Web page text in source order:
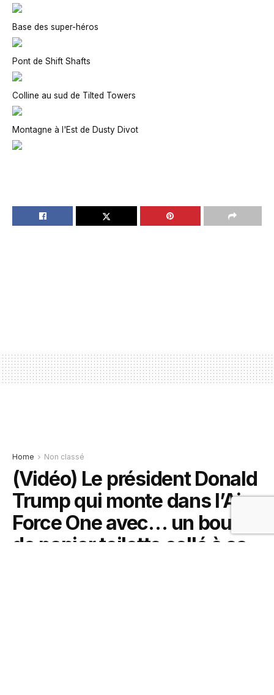
Base des super-héros
Pont de Shift Shafts
Colline au sud de Tilted Towers
Montagne à l'Est de Dusty Divot
Home Non classé
(Vidéo) Le président Donald
Trump qui monte dans l’Air
Force One avec… un bout
de papier toilette collé à sa